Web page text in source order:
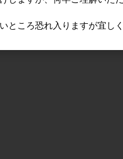
ところ恐れ入りますが宜し